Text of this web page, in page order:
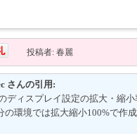
投稿者: 春麗
さんの引用:
ディスプレイ設定の拡大・縮
の環境では拡大縮小100%で作